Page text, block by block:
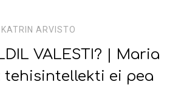
KATRIN ARVISTO
VALESTI? | Maria
tehisintellekti ei pea